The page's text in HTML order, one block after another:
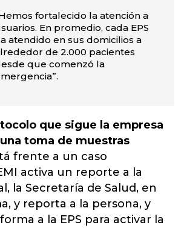
fortalecido la atención a
En promedio, cada EPS
atendido en sus domicilios a
de 2.000 pacientes
que comenzó la
que sigue la empresa
toma de muestras
frente a un caso
activa un reporte a la
la Secretaría de Salud, en
y reporta a la persona, y
a la EPS para activar la